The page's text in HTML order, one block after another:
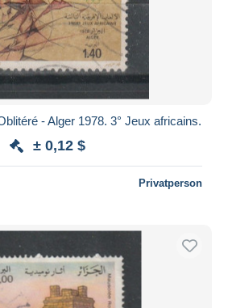
- Alger 1978. 3° Jeux africains.
± 0,12 $
Privatperson